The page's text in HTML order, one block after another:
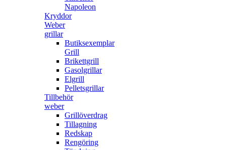
Napoleon
Kryddor
Weber
grillar
Butiksexemplar
Grill
Brikettgrill
Gasolgrillar
Elgrill
Pelletsgrillar
Tillbehör
weber
Grillöverdrag
Tillagning
Redskap
Rengöring